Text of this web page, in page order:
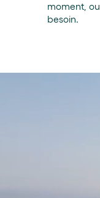
moment,
besoin.